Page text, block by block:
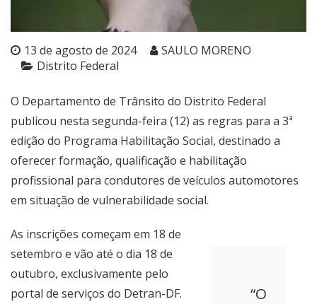
13 de agosto de 2024
SAULO MORENO
Distrito Federal
O Departamento de Trânsito do Distrito Federal
publicou nesta segunda-feira (12) as regras para a 3ª
edição do Programa Habilitação Social, destinado a
oferecer formação, qualificação e habilitação
profissional para condutores de veículos automotores
em situação de vulnerabilidade social.
“O
As inscrições começam em 18 de
setembro e vão até o dia 18 de
outubro, exclusivamente pelo
portal de serviços do Detran-DF.